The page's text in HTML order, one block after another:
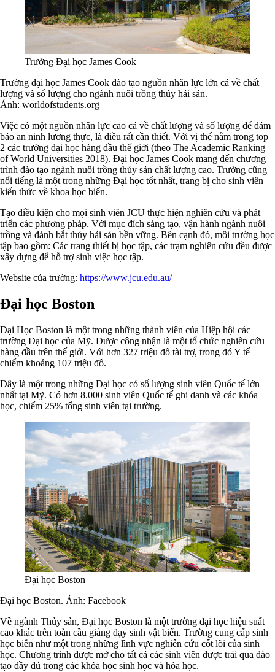
Trường Đại học James Cook
Trường đại học James Cook đào tạo nguồn nhân lực lớn cả về chất
lượng và số lượng cho ngành nuôi trồng thủy hải sản.
Ảnh: worldofstudents.org
Việc có một nguồn nhân lực cao cả về chất lượng và số lượng để đảm
bảo an ninh lương thực, là điều rất cần thiết. Với vị thế nằm trong top
2 các trường đại học hàng đầu thế giới (theo The Academic Ranking
of World Universities 2018). Đại học James Cook mang đến chương
trình đào tạo ngành nuôi trồng thủy sản chất lượng cao. Trường cũng
nổi tiếng là một trong những Đại học tốt nhất, trang bị cho sinh viên
kiến thức về khoa học biển.
Tạo điều kiện cho mọi sinh viên JCU thực hiện nghiên cứu và phát
triển các phương pháp. Với mục đích sáng tạo, vận hành ngành nuôi
trồng và đánh bắt thủy hải sản bền vững. Bên cạnh đó, môi trường học
tập bao gồm: Các trang thiết bị học tập, các trạm nghiên cứu đều được
xây dựng để hỗ trợ sinh việc học tập.
Website của trường: https://www.jcu.edu.au/
Đại học Boston
Đại Học Boston là một trong những thành viên của Hiệp hội các
trường Đại học của Mỹ. Được công nhận là một tổ chức nghiên cứu
hàng đầu trên thế giới. Với hơn 327 triệu đô tài trợ, trong đó Y tế
chiếm khoảng 107 triệu đô.
Đây là một trong những Đại học có số lượng sinh viên Quốc tế lớn
nhất tại Mỹ. Có hơn 8.000 sinh viên Quốc tế ghi danh và các khóa
học, chiếm 25% tổng sinh viên tại trường.
Đại học Boston
Đại học Boston. Ảnh: Facebook
Về ngành Thủy sản, Đại học Boston là một trường đại học hiệu suất
cao khác trên toàn cầu giảng dạy sinh vật biển. Trường cung cấp sinh
học biển như một trong những lĩnh vực nghiên cứu cốt lõi của sinh
học. Chương trình được mở cho tất cả các sinh viên được trải qua đào
tạo đầy đủ trong các khóa học sinh học và hóa học.